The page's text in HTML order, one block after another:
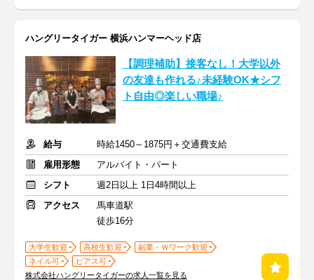
ハングリータイガー 横浜ハンマーヘッド店
【調理補助】接客なし！大学以外
の友達も作れる♪未経験OK★シフ
ト自由◎楽しい職場♪
給与
時給1450～1875円＋交通費支給
雇用形態
アルバイト・パート
シフト
週2日以上 1日4時間以上
アクセス
馬車道駅
徒歩16分
大学生歓迎 高校生歓迎
副業・Ｗワーク歓迎
ネイル可
ピアス可
株式会社ハングリータイガーの求人一覧を見る